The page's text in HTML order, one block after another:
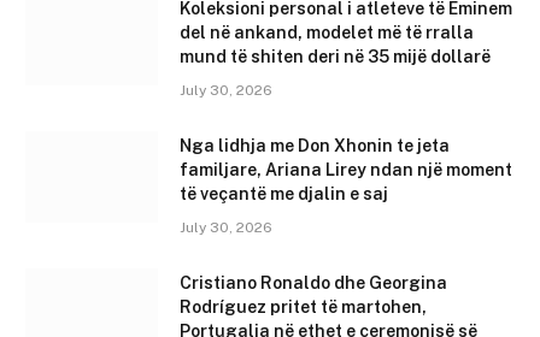
Koleksioni personal i atleteve të Eminem
del në ankand, modelet më të rralla
mund të shiten deri në 35 mijë dollarë
July 30, 2026
Nga lidhja me Don Xhonin te jeta
familjare, Ariana Lirey ndan një moment
të veçantë me djalin e saj
July 30, 2026
Cristiano Ronaldo dhe Georgina
Rodríguez pritet të martohen,
Portugalia në ethet e ceremonisë së